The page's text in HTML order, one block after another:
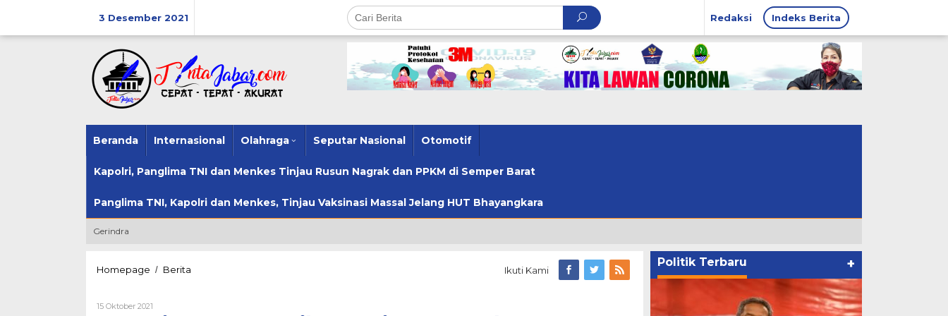
3 Desember 2021 Redaksi Indeks Berita
Beranda Internasional Olahraga Seputar Nasional Otomotif
Kapolri, Panglima TNI dan Menkes Tinjau Rusun Nagrak dan PPKM di Semper Barat
Panglima TNI, Kapolri dan Menkes, Tinjau Vaksinasi Massal Jelang HUT Bhayangkara
Gerindra
Homepage / Berita Ikuti Kami
15 Oktober 2021
Politik Terbaru +